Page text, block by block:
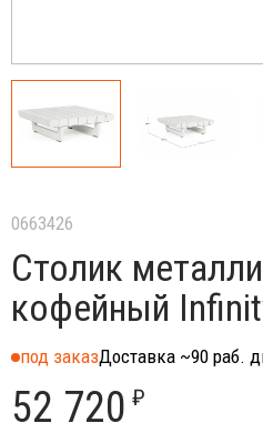
0663426
Столик
кофейный
под заказДоставка ~90 раб.
52 720 ₽